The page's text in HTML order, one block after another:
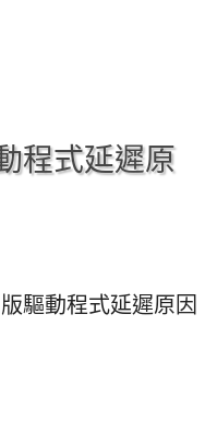
程式延遲原
驅動程式延遲原因